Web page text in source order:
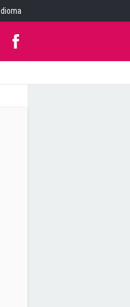
Idioma